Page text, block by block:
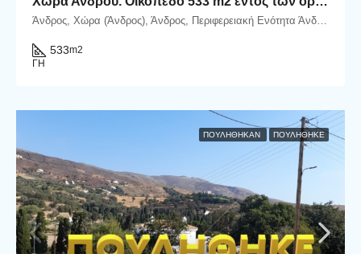
533m2
ΓΗ
ΠΟΥΛΉΘΗΚΑΝ ΠΟΥΛΗΘΗΚΕ